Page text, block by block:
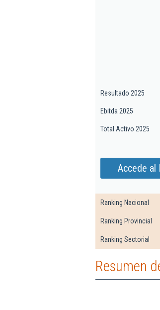
Resultado 2025
Ebitda 2025
Total Activo 2025
Accede al
Ranking Nacional
Ranking Provincial
Ranking Sectorial
Resumen